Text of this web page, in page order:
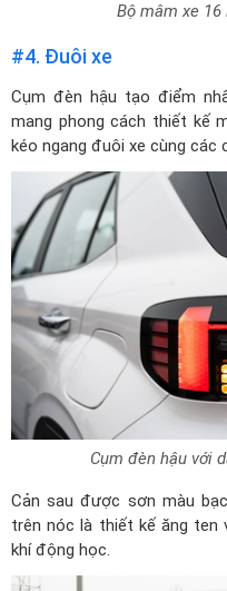
Bộ mâm xe
#4. Đuôi xe
Cụm đèn hậu tạo điểm
mang phong cách thiết kế
kéo ngang đuôi xe cùng
Cụm đèn hậu với
Cản sau được sơn màu
trên nóc là thiết kế ăng ten
khí động học.